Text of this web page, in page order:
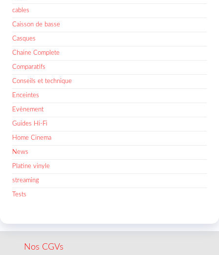
cables
Caisson de basse
Casques
Chaine Complete
Comparatifs
Conseils et technique
Enceintes
Evènement
Guides Hi-Fi
Home Cinema
News
Platine vinyle
streaming
Tests
Nos CGVs